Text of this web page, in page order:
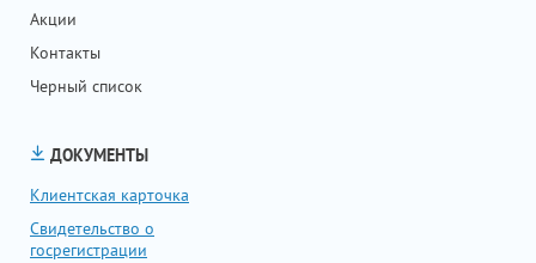
Акции
Контакты
Черный список
ДОКУМЕНТЫ
Клиентская карточка
Свидетельство о
госрегистрации